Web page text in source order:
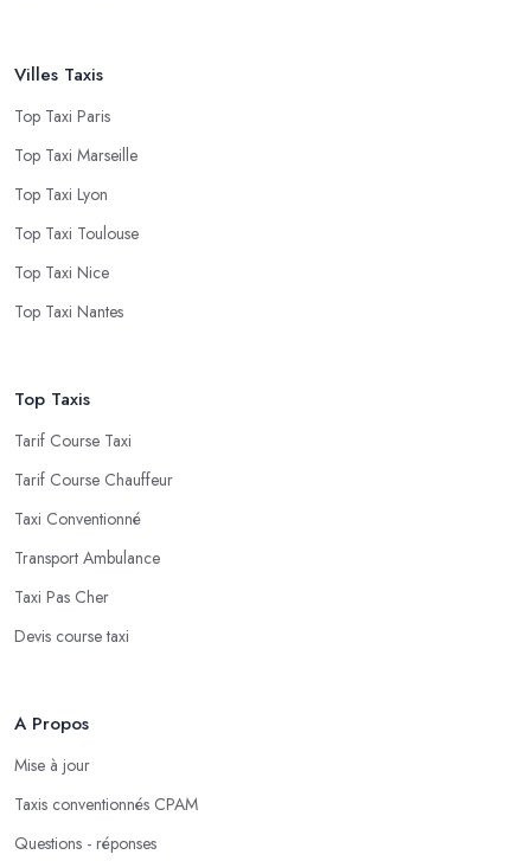
Villes Taxis
Top Taxi Paris
Top Taxi Marseille
Top Taxi Lyon
Top Taxi Toulouse
Top Taxi Nice
Top Taxi Nantes
Top Taxis
Tarif Course Taxi
Tarif Course Chauffeur
Taxi Conventionné
Transport Ambulance
Taxi Pas Cher
Devis course taxi
A Propos
Mise à jour
Taxis conventionnés CPAM
Questions - réponses